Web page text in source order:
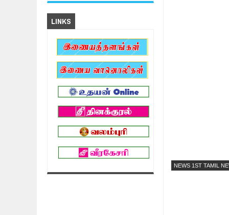
NEWS 1ST TAMIL
LINKS